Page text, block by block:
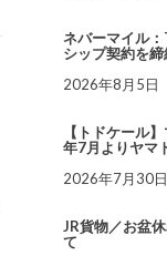
ネバーマイル
シップ契約を
2026年8月5日
【トドケール
年7月よりヤマ
2026年7月30日
JR貨物／お盆
て